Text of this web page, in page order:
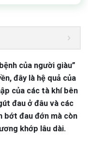
của người giàu”
đây là hệ quả của
của các tà khí bên
đau ở đâu và các
bớt đau đớn mà còn
khớp lâu dài.